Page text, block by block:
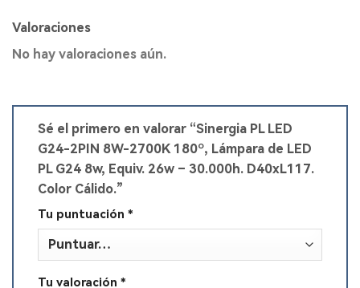
Valoraciones
No hay valoraciones aún.
Sé el primero en valorar “Sinergia PL LED
G24-2PIN 8W-2700K 180º, Lámpara de LED
PL G24 8w, Equiv. 26w – 30.000h. D40xL117.
Color Cálido.”
Tu puntuación *
Tu valoración *